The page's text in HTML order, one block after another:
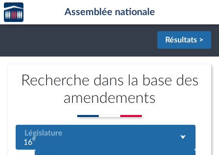
Aller au contenu
Aller en bas de la page
Accèder
à la
page
Assemblée nationale
Résultats >
Recherche dans la base des
amendements
Législature
16e